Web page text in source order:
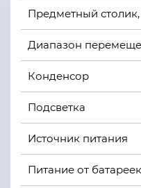
Предметный
Диапазон
Конденсор
Подсветка
Источник питания
Питание от батареек